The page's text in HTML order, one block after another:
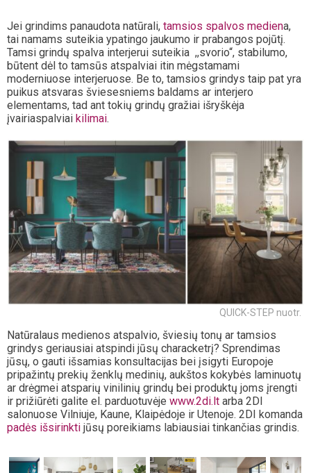
Jei grindims panaudota natūrali, tamsios spalvos mediena,
tai namams suteikia ypatingo jaukumo ir prabangos pojūtį.
Tamsi grindų spalva interjerui suteikia ,,svorio“, stabilumo,
būtent dėl to tamsūs atspalviai itin mėgstamami
moderniuose interjeruose. Be to, tamsios grindys taip pat yra
puikus atsvaras šviesesniems baldams ar interjero
elementams, tad ant tokių grindų gražiai išryškėja
įvairiaspalviai kilimai.
QUICK-STEP nuotr.
Natūralaus medienos atspalvio, šviesių tonų ar tamsios
grindys geriausiai atspindi jūsų characketrį? Sprendimas
jūsų, o gauti išsamias konsultacijas bei įsigyti Europoje
pripažintų prekių ženklų medinių, aukštos kokybės laminuotų
ar drėgmei atsparių vinilinių grindų bei produktų joms įrengti
ir prižiūrėti galite el. parduotuvėje www.2di.lt arba 2DI
salonuose Vilniuje, Kaune, Klaipėdoje ir Utenoje. 2DI komanda
padės išsirinkti jūsų poreikiams labiausiai tinkančias grindis.